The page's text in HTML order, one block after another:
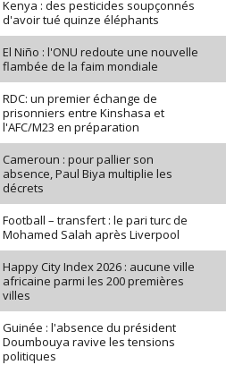
Kenya : des pesticides soupçonnés
d'avoir tué quinze éléphants
El Niño : l'ONU redoute une nouvelle
flambée de la faim mondiale
RDC: un premier échange de
prisonniers entre Kinshasa et
l'AFC/M23 en préparation
Cameroun : pour pallier son
absence, Paul Biya multiplie les
décrets
Football – transfert : le pari turc de
Mohamed Salah après Liverpool
Happy City Index 2026 : aucune ville
africaine parmi les 200 premières
villes
Guinée : l'absence du président
Doumbouya ravive les tensions
politiques